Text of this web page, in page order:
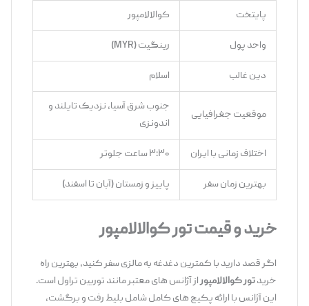
پایتخت کوالالامپور
واحد پول رینگیت (MYR)
دین غالب
موقعیت جغرافیایی
جنوب شرق آسیا، نزدیک تایلند و
اندونزی
اختلاف زمانی با ایران ۳:۳۰ ساعت جلوتر
بهترین زمان سفر پاییز و زمستان (آبان تا اسفند)
خرید و قیمت تور کوالالامپور
اگر قصد دارید با کمترین دغدغه به مالزی سفر کنید، بهترین راه
تور کوالالامپوراز آژانس ‌های معتبر مانند توربین تراول است.
این آژانس با ارائه پکیج ‌های کامل شامل بلیط رفت و برگشت،